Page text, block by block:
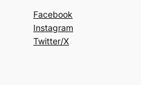
Facebook
Instagram
Twitter/X